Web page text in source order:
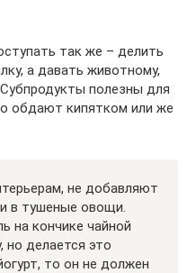
так же – делить
а давать животному,
полезны для
обдают кипятком или же
не добавляют
в тушеные овощи.
на кончике чайной
но делается это
то он не должен